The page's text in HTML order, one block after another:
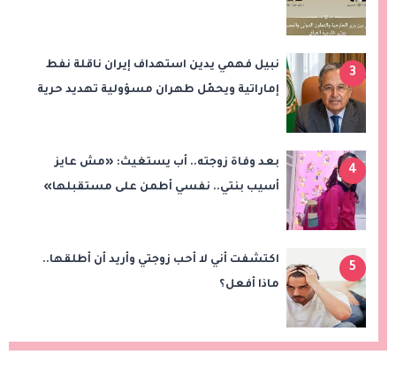
3
نبيل فهمي يدين استهداف إيران ناقلة نفط
إماراتية ويحمّل طهران مسؤولية تهديد حرية
4
بعد وفاة زوجته.. أب يستغيث: «مش عايز
أسيب بنتي.. نفسي أطمن على مستقبلها»
5
اكتشفت أني لا أحب زوجتي وأريد أن أطلقها..
ماذا أفعل؟